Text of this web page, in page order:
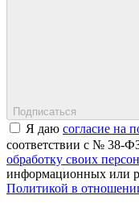
Подписаться
Я даю согласие на
соответствии с № 38-
обработку своих
информационных или
Политикой в